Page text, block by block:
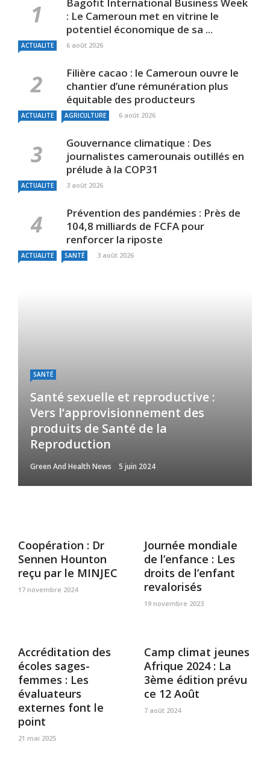
: Le Cameroun met en vitrine le
potentiel économique de sa ...
ACTUALITE 6 août 2026
Filière cacao : le Cameroun ouvre le
chantier d’une rémunération plus
équitable des producteurs
ACTUALITE AGRICULTURE 6 août 2026
Gouvernance climatique : Des
journalistes camerounais outillés en
prélude à la COP31
ACTUALITE 3 août 2026
Prévention des pandémies : Près de
104,8 milliards de FCFA pour
renforcer la riposte
ACTUALITE SANTÉ 3 août 2026
SANTÉ
Santé sexuelle et reproductive :
Vers l’approvisionnement des
produits de Santé de la
Reproduction
Green And Health News 5 juin 2024
Coopération : Dr
Sennen Hounton
reçu par le MINJEC
17 novembre 2024
Journée mondiale
de l’enfance : Les
droits de l’enfant
revalorisés
19 novembre 2023
Accréditation des
écoles sages-
femmes : Les
évaluateurs
externes font le
point
21 mai 2025
Camp climat jeunes
Afrique 2024 : La
3ème édition prévu
ce 12 Août
7 août 2024